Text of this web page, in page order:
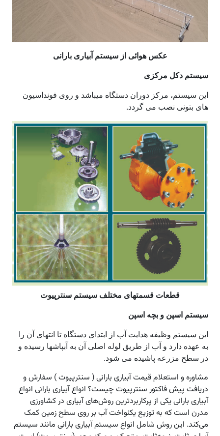
عکس هوائی از سیستم آبیاری بارانی
سیستم دکل مرکزی
این سیستم، مرکز دوران دستگاه میباشد و روی فونداسیون
های بتونی نصب می گردد.
قطعات قسمتهای مختلف سیستم سنترپیوت
سیستم اسپن و بچه اسپن
این سیستم وظیفه هدایت آب از ابتدای دستگاه تا انتهای آن را
به عهده دارد و آب از طریق لوله اصلی آن به آبپاشها رسیده و
در سطح مزرعه پاشیده می شود.
مشاوره و استعلام قیمت آبیاری بارانی ( سنترپیوت ) سفارش و
دریافت پیش فاکتور سنترپیوت چیست؟ انواع آبیاری بارانی انواع
آبیاری بارانی یکی از پرکاربردترین روش‌های آبیاری در کشاورزی
مدرن است که به توزیع یکنواخت آب بر روی سطح زمین کمک
می‌کند. این روش شامل انواع سیستم آبیاری بارانی مانند سیستم